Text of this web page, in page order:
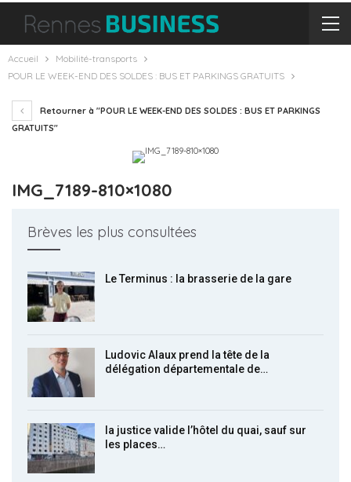
Accueil
Mobilité-transports
POUR LE WEEK-END DES SOLDES : BUS ET PARKINGS GRATUITS
Retourner à "POUR LE WEEK-END DES SOLDES : BUS ET PARKINGS
GRATUITS"
IMG_7189-810×1080
Brèves les plus consultées
Le Terminus : la brasserie de la gare
Ludovic Alaux prend la tête de la
délégation départementale de…
la justice valide l’hôtel du quai, sauf sur
les places…